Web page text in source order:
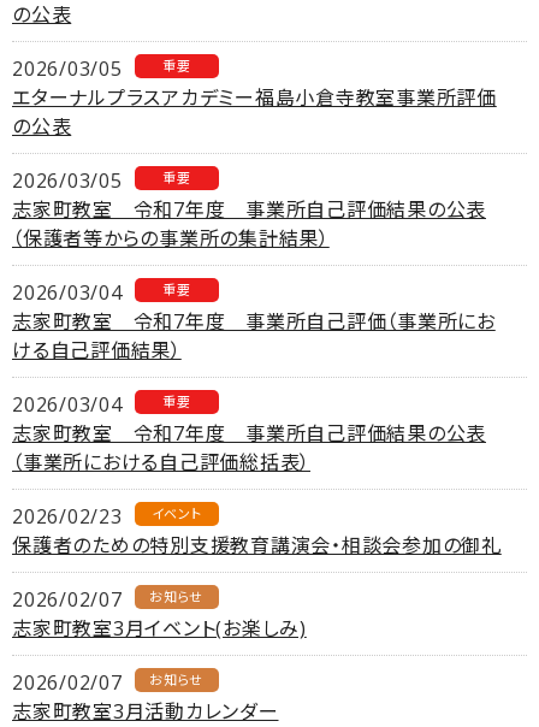
の公表
2026/03/05 重要
エターナルプラスアカデミー福島小倉寺教室事業所評価
の公表
2026/03/05 重要
志家町教室 令和7年度 事業所自己評価結果の公表
（保護者等からの事業所の集計結果）
2026/03/04 重要
志家町教室 令和7年度 事業所自己評価（事業所にお
ける自己評価結果）
2026/03/04 重要
志家町教室 令和7年度 事業所自己評価結果の公表
（事業所における自己評価総括表）
2026/02/23 イベント
保護者のための特別支援教育講演会・相談会参加の御礼
2026/02/07 お知らせ
志家町教室3月イベント(お楽しみ)
2026/02/07 お知らせ
志家町教室3月活動カレンダー